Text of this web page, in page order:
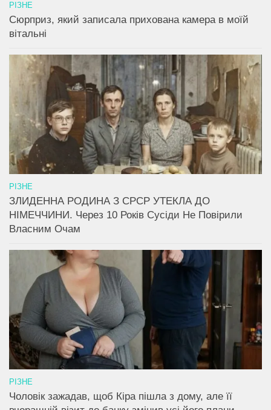
РІЗНЕ
Сюрприз, який записала прихована камера в моїй
вітальні
РІЗНЕ
ЗЛИДЕННА РОДИНА З СРСР УТЕКЛА ДО
НІМЕЧЧИНИ. Через 10 Років Сусіди Не Повірили
Власним Очам
РІЗНЕ
Чоловік зажадав, щоб Кіра пішла з дому, але її